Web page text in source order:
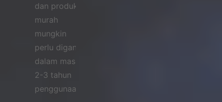
dan produk
murah
mungkin
perlu diganti
dalam masa
2-3 tahun
penggunaan.